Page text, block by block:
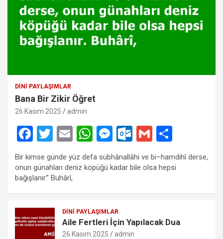
DINI PAYLAŞIMLAR
Bana Bir Zikir Öğret
26 Kasım 2025 admin
F
ce
b
o
o
k
T
wi
tt
er
E
m
ail
W
h
at
A
p
p
M
es
se
g
er
O
ut
lo
k.
o
G
m
ail
h
ar
Bir kimse günde yüz defa sübhânallâhi ve bi–hamdihî derse,
onun günahları deniz köpüğü kadar bile olsa hepsi
bağışlanır.” Buhârî,
DINI PAYLAŞIMLAR
Aile Fertleri İçin Yapılacak Dua
26 Kasım 2025 admin